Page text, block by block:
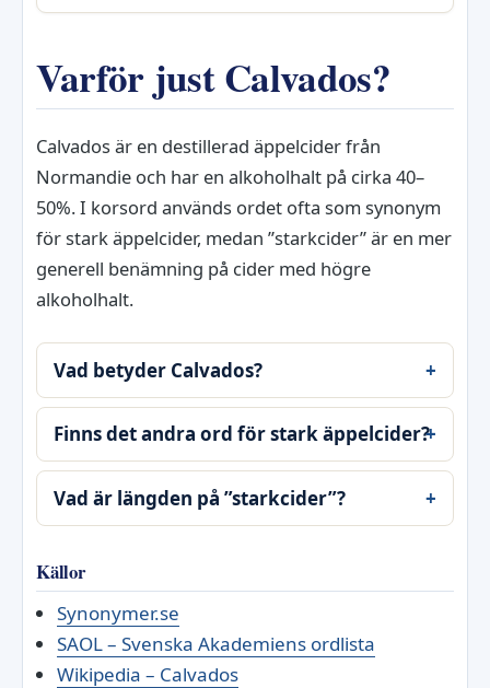
Varför just Calvados?
Calvados är en destillerad äppelcider från
Normandie och har en alkoholhalt på cirka 40–
50%. I korsord används ordet ofta som synonym
för stark äppelcider, medan ”starkcider” är en mer
generell benämning på cider med högre
alkoholhalt.
Vad betyder Calvados?
Finns det andra ord för stark äppelcider?
Vad är längden på ”starkcider”?
Källor
Synonymer.se
SAOL – Svenska Akademiens ordlista
Wikipedia – Calvados